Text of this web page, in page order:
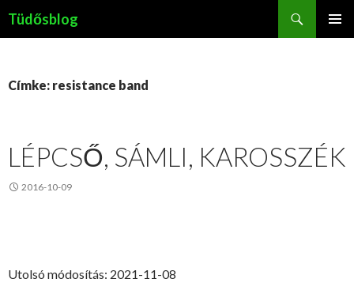
Tüdősblog
Címke: resistance band
LÉPCSŐ, SÁMLI, KAROSSZÉK
2016-10-09
Utolsó módosítás: 2021-11-08